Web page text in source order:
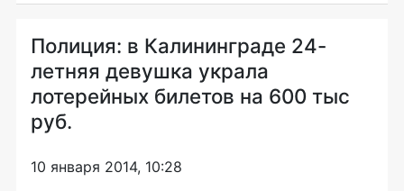
Полиция: в Калининграде 24-
летняя девушка украла
лотерейных билетов на 600 тыс
руб.
10 января 2014, 10:28